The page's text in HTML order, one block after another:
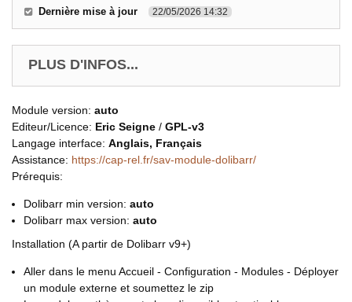
Dernière mise à jour 22/05/2026 14:32
PLUS D'INFOS...
Module version: auto
Editeur/Licence: Eric Seigne / GPL-v3
Langage interface: Anglais, Français
Assistance: https://cap-rel.fr/sav-module-dolibarr/
Prérequis:
Dolibarr min version: auto
Dolibarr max version: auto
Installation (A partir de Dolibarr v9+)
Aller dans le menu Accueil - Configuration - Modules - Déployer
un module externe et soumettez le zip